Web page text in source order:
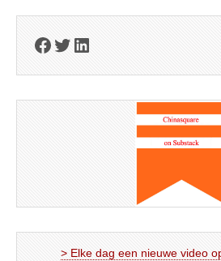
Facebook
Twitter
LinkedIn
> Elke dag een nieuwe video